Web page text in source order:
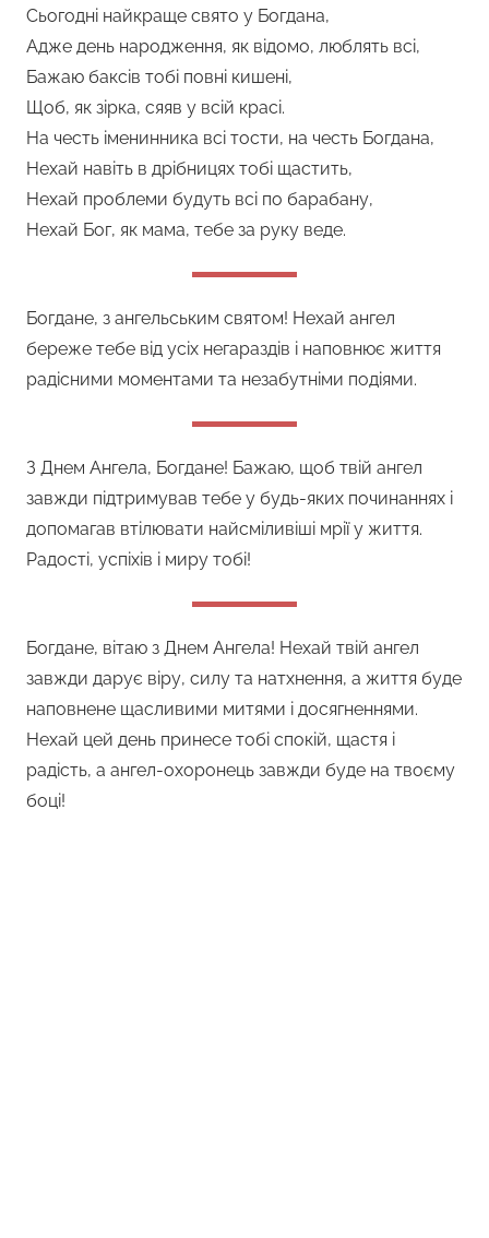
Сьогодні найкраще свято у Богдана,
Адже день народження, як відомо, люблять всі,
Бажаю баксів тобі повні кишені,
Щоб, як зірка, сяяв у всій красі.
На честь іменинника всі тости, на честь Богдана,
Нехай навіть в дрібницях тобі щастить,
Нехай проблеми будуть всі по барабану,
Нехай Бог, як мама, тебе за руку веде.
Богдане, з ангельським святом! Нехай ангел
береже тебе від усіх негараздів і наповнює життя
радісними моментами та незабутніми подіями.
З Днем Ангела, Богдане! Бажаю, щоб твій ангел
завжди підтримував тебе у будь-яких починаннях і
допомагав втілювати найсміливіші мрії у життя.
Радості, успіхів і миру тобі!
Богдане, вітаю з Днем Ангела! Нехай твій ангел
завжди дарує віру, силу та натхнення, а життя буде
наповнене щасливими митями і досягненнями.
Нехай цей день принесе тобі спокій, щастя і
радість, а ангел-охоронець завжди буде на твоєму
боці!